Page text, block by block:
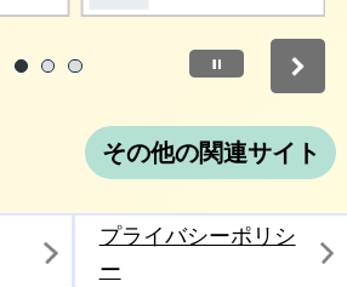
停止
その他の関連サイト
プライバシーポリシ
ー